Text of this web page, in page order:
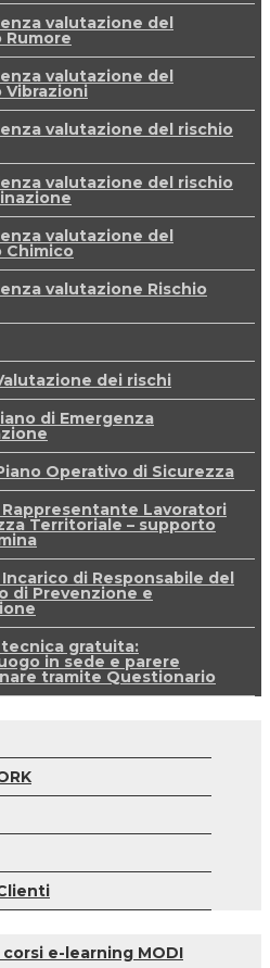
valutazione del
Rumore
valutazione del
Vibrazioni
valutazione del rischio
valutazione del rischio
valutazione del
Chimico
valutazione Rischio
dei rischi
di Emergenza
Operativo di Sicurezza
Rappresentante Lavoratori
Territoriale – supporto
Incarico di Responsabile del
di Prevenzione e
gratuita:
in sede e parere
tramite Questionario
e-learning MODI